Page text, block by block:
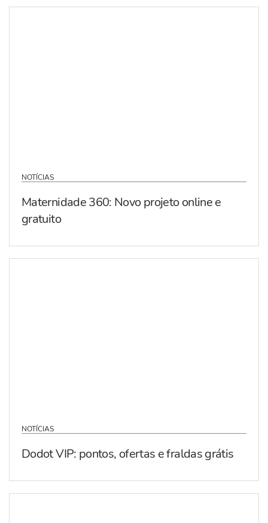
NOTÍCIAS
Maternidade 360: Novo projeto online e
gratuito
NOTÍCIAS
Dodot VIP: pontos, ofertas e fraldas grátis